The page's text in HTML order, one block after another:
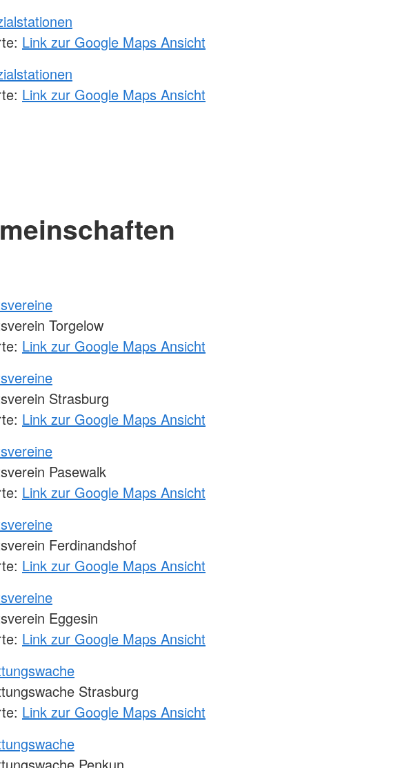
Link zur Google Maps Ansicht
Link zur Google Maps Ansicht
Torgelow
Link zur Google Maps Ansicht
Strasburg
Link zur Google Maps Ansicht
Pasewalk
Link zur Google Maps Ansicht
Ferdinandshof
Link zur Google Maps Ansicht
Eggesin
Link zur Google Maps Ansicht
Strasburg
Link zur Google Maps Ansicht